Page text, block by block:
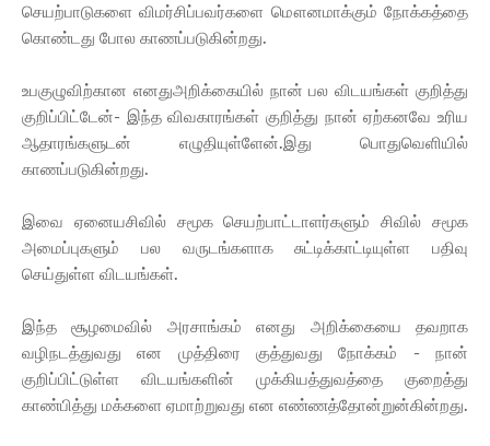
செயற்பாடுகளை விமர்சிப்பவர்களை மௌனமாக்கும் நோக்கத்தை
கொண்டது போல காணப்படுகின்றது.
உபகுழுவிற்கான எனதுஅறிக்கையில் நான் பல விடயங்கள் குறித்து
குறிப்பிட்டேன்- இந்த விவகாரங்கள் குறித்து நான் ஏற்கனவே உரிய
ஆதாரங்களுடன் எழுதியுள்ளேன்.இது பொதுவெளியில்
காணப்படுகின்றது.
இவை ஏனையசிவில் சமூக செயற்பாட்டாளர்களும் சிவில் சமூக
அமைப்புகளும் பல வருடங்களாக சுட்டிக்காட்டியுள்ள பதிவு
செய்துள்ள விடயங்கள்.
இந்த சூழமைவில் அரசாங்கம் எனது அறிக்கையை தவறாக
வழிநடத்துவது என முத்திரை குத்துவது நோக்கம் - நான்
குறிப்பிட்டுள்ள விடயங்களின் முக்கியத்துவத்தை குறைத்து
காண்பித்து மக்களை ஏமாற்றுவது என எண்ணத்தோன்றுன்கின்றது.